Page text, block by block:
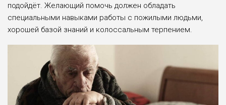
подойдёт. Желающий помочь должен обладать
специальными навыками работы с пожилыми людьми,
хорошей базой знаний и колоссальным терпением.